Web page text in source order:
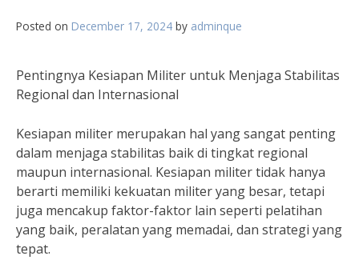
Posted on December 17, 2024 by adminque
Pentingnya Kesiapan Militer untuk Menjaga Stabilitas
Regional dan Internasional
Kesiapan militer merupakan hal yang sangat penting
dalam menjaga stabilitas baik di tingkat regional
maupun internasional. Kesiapan militer tidak hanya
berarti memiliki kekuatan militer yang besar, tetapi
juga mencakup faktor-faktor lain seperti pelatihan
yang baik, peralatan yang memadai, dan strategi yang
tepat.